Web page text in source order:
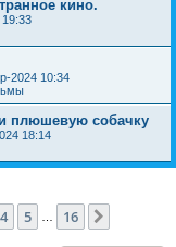
кино.
2024 10:34
плюшевую собачку
18:14
из 16
4 5 16